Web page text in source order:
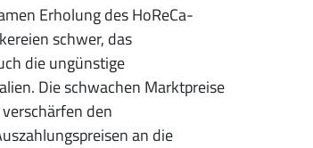
Erholung des HoReCa-
schwer, das
die ungünstige
Die schwachen Marktpreise
den
an die